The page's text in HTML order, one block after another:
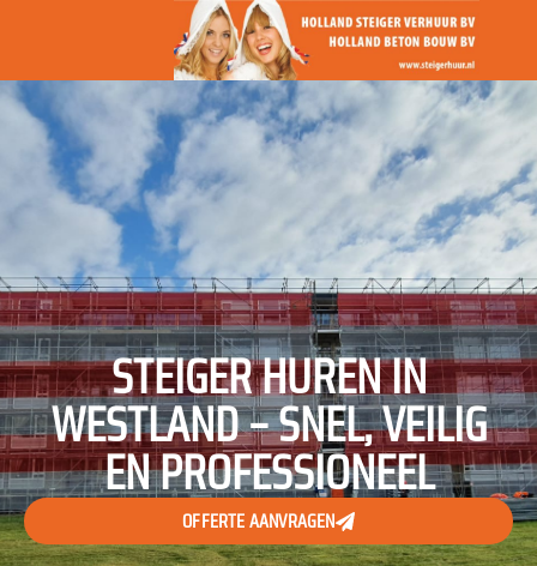
STEIGER HUREN IN
WESTLAND – SNEL, VEILIG
EN PROFESSIONEEL
OFFERTE AANVRAGEN